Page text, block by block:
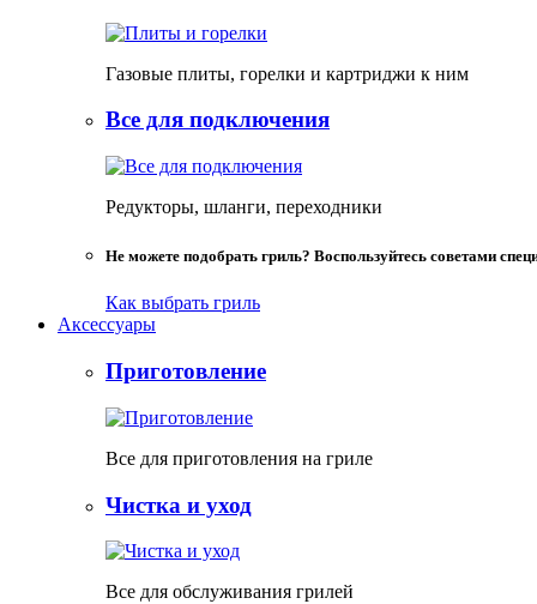
Газовые плиты, горелки и картриджи к ним
Все для подключения
Редукторы, шланги, переходники
Не можете подобрать гриль? Воспользуйтесь советами
Как выбрать гриль
Аксессуары
Приготовление
Все для приготовления на гриле
Чистка и уход
Все для обслуживания грилей